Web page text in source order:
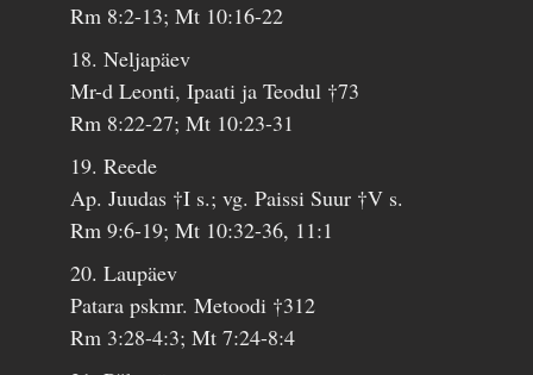
Rm 8:2-13; Mt 10:16-22
18. Neljapäev
Mr-d Leonti, Ipaati ja Teodul †73
Rm 8:22-27; Mt 10:23-31
19. Reede
Ap. Juudas †I s.; vg. Paissi Suur †V s.
Rm 9:6-19; Mt 10:32-36, 11:1
20. Laupäev
Patara pskmr. Metoodi †312
Rm 3:28-4:3; Mt 7:24-8:4